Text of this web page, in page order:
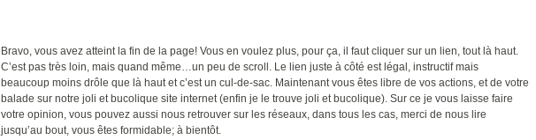
Bravo, vous avez atteint la fin de la page! Vous en voulez plus, pour ça, il faut cliquer sur un lien, tout là haut.
C’est pas très loin, mais quand même…un peu de scroll. Le lien juste à côté est légal, instructif mais
beaucoup moins drôle que là haut et c’est un cul-de-sac. Maintenant vous êtes libre de vos actions, et de votre
balade sur notre joli et bucolique site internet (enfin je le trouve joli et bucolique). Sur ce je vous laisse faire
votre opinion, vous pouvez aussi nous retrouver sur les réseaux, dans tous les cas, merci de nous lire
jusqu’au bout, vous êtes formidable; à bientôt.